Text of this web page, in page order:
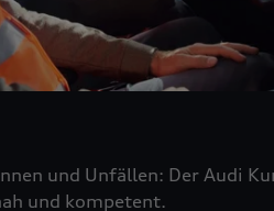
und Unfällen: Der Audi
und kompetent.